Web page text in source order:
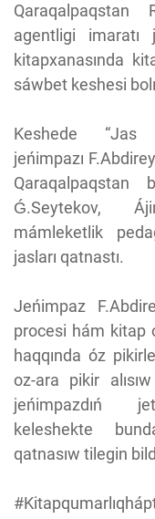
Qaraqalpaqstan
agentligi imaratı
kitapxanasında
sáwbet keshesi
Keshede “Jas
jeńimpazı
Qaraqalpaqstan
Ǵ.Seytekov,
mámleketlik
jasları qatnastı.
Jeńimpaz
procesi hám kitap
haqqında óz
oz-ara pikir
jeńimpazdıń
keleshekte
qatnasıw tilegin